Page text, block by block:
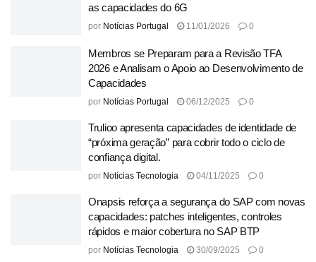
as capacidades do 6G
por Notícias Portugal 11/01/2026 0
Membros se Preparam para a Revisão TFA
2026 e Analisam o Apoio ao Desenvolvimento de
Capacidades
por Notícias Portugal 06/12/2025 0
Trulioo apresenta capacidades de identidade de
“próxima geração” para cobrir todo o ciclo de
confiança digital.
por Notícias Tecnologia 04/11/2025 0
Onapsis reforça a segurança do SAP com novas
capacidades: patches inteligentes, controles
rápidos e maior cobertura no SAP BTP
por Notícias Tecnologia 30/09/2025 0